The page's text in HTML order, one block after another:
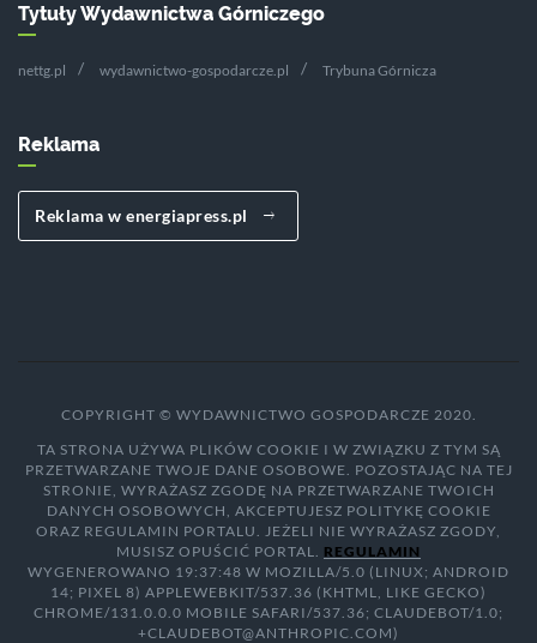
Tytuły Wydawnictwa Górniczego
nettg.pl wydawnictwo-gospodarcze.pl Trybuna Górnicza
Reklama
Reklama w energiapress.pl
COPYRIGHT © WYDAWNICTWO GOSPODARCZE 2020.
TA STRONA UŻYWA PLIKÓW COOKIE I W ZWIĄZKU Z TYM SĄ
PRZETWARZANE TWOJE DANE OSOBOWE. POZOSTAJĄC NA TEJ
STRONIE, WYRAŻASZ ZGODĘ NA PRZETWARZANE TWOICH
DANYCH OSOBOWYCH, AKCEPTUJESZ POLITYKĘ COOKIE
ORAZ REGULAMIN PORTALU. JEŻELI NIE WYRAŻASZ ZGODY,
MUSISZ OPUŚCIĆ PORTAL. REGULAMIN
WYGENEROWANO 19:37:48 W MOZILLA/5.0 (LINUX; ANDROID
14; PIXEL 8) APPLEWEBKIT/537.36 (KHTML, LIKE GECKO)
CHROME/131.0.0.0 MOBILE SAFARI/537.36; CLAUDEBOT/1.0;
+CLAUDEBOT@ANTHROPIC.COM)